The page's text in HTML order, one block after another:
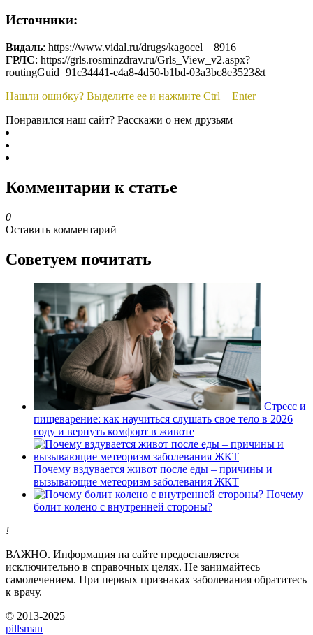
Источники:
Видаль: https://www.vidal.ru/drugs/kagocel__8916
ГРЛС: https://grls.rosminzdrav.ru/Grls_View_v2.aspx?
routingGuid=91c34441-e4a8-4d50-b1bd-03a3bc8e3523&t=
Нашли ошибку? Выделите ее и нажмите Ctrl + Enter
Понравился наш сайт? Расскажи о нем друзьям
Комментарии к статье
0
Оставить комментарий
Советуем почитать
Стресс и
пищеварение: как научиться слушать свое тело в 2026
году и вернуть комфорт в животе
Почему вздувается живот после еды – причины и
вызывающие метеоризм заболевания ЖКТ
Почему
болит колено с внутренней стороны?
!
ВАЖНО. Информация на сайте предоставляется
исключительно в справочных целях. Не занимайтесь
самолечением. При первых признаках заболевания обратитесь
к врачу.
© 2013-2025
pillsman